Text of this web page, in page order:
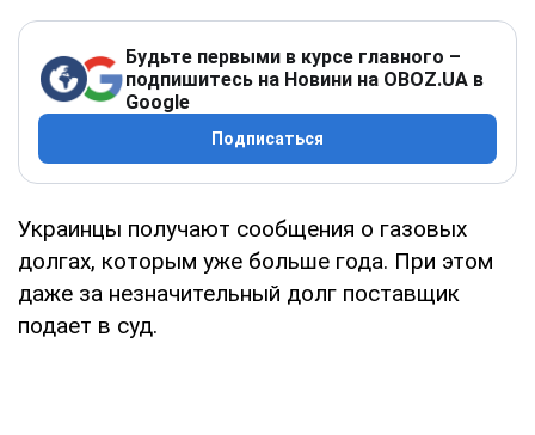
Будьте первыми в курсе главного –
подпишитесь на Новини на OBOZ.UA в
Google
Подписаться
Украинцы получают сообщения о газовых
долгах, которым уже больше года. При этом
даже за незначительный долг поставщик
подает в суд.